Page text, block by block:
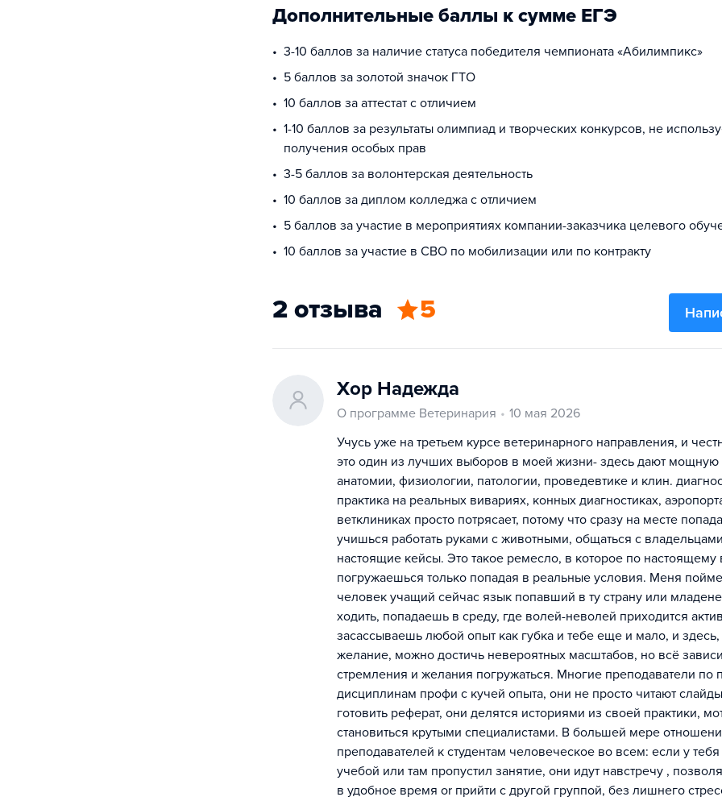
Дополнительные баллы к сумме ЕГЭ
3-10 баллов за наличие статуса победителя чемпионата «Абилимпикс»
5 баллов за золотой значок ГТО
10 баллов за аттестат с отличием
1-10 баллов за результаты олимпиад и творческих конкурсов, не
получения особых прав
3-5 баллов за волонтерская деятельность
10 баллов за диплом колледжа с отличием
5 баллов за участие в мероприятиях компании-заказчика целевого
10 баллов за участие в СВО по мобилизации или по контракту
2 отзыва 5
Хор Надежда
О программе Ветеринария
10 мая 2026
Учусь уже на третьем курсе ветеринарного направления, и
это один из лучших выборов в моей жизни- здесь дают мощную
анатомии, физиологии, патологии, проведевтике и клин.
практика на реальных вивариях, конных диагностиках,
ветклиниках просто потрясает, потому что сразу на месте
учишься работать руками с животными, общаться с
настоящие кейсы. Это такое ремесло, в которое по настоящему
погружаешься только попадая в реальные условия. Меня
человек учащий сейчас язык попавший в ту страну или
ходить, попадаешь в среду, где волей-неволей приходится
засассываешь любой опыт как губка и тебе еще и мало, и здесь,
желание, можно достичь невероятных масштабов, но всё
стремления и желания погружаться. Многие преподаватели по
дисциплинам профи с кучей опыта, они не просто читают
готовить реферат, они делятся историями из своей практики,
становиться крутыми специалистами. В большей мере
преподавателей к студентам человеческое во всем: если у
учебой или там пропустил занятие, они идут навстречу ,
в удобное время or прийти с другой группой, без лишнего